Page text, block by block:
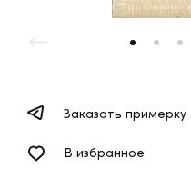
Заказать примерку
В избранное